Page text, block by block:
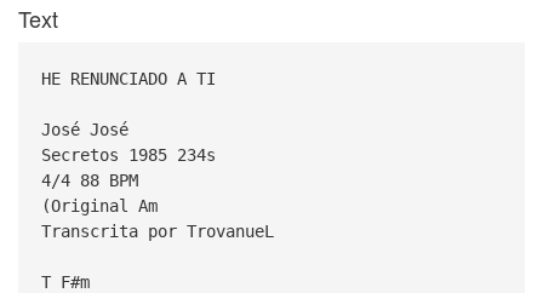
Text
HE RENUNCIADO A TI
José José
Secretos 1985 234s
4/4 88 BPM
(Original Am
Transcrita por TrovanueL
T F#m